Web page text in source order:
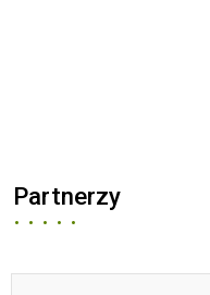
Partnerzy